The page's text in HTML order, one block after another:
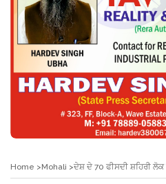
Home Mohali ਦੇਸ਼ ਦੇ 70 ਫੀਸਦੀ ਸ਼ਹਿਰੀ ਲੋਕ